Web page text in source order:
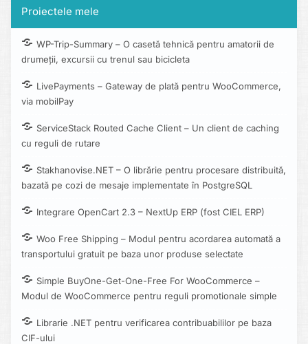
Proiectele mele
WP-Trip-Summary – O casetă tehnică pentru amatorii de
drumeții, excursii cu trenul sau bicicleta
LivePayments – Gateway de plată pentru WooCommerce,
via mobilPay
ServiceStack Routed Cache Client – Un client de caching
cu reguli de rutare
Stakhanovise.NET – O librărie pentru procesare distribuită,
bazată pe cozi de mesaje implementate în PostgreSQL
Integrare OpenCart 2.3 – NextUp ERP (fost CIEL ERP)
Woo Free Shipping – Modul pentru acordarea automată a
transportului gratuit pe baza unor produse selectate
Simple BuyOne-Get-One-Free For WooCommerce –
Modul de WooCommerce pentru reguli promotionale simple
Librarie .NET pentru verificarea contribuabililor pe baza
CIF-ului